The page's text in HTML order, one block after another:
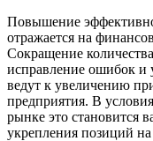
Повышение
отражается на
Сокращение
исправление ошибок и
ведут к увеличению
предприятия. В
рынке это становится
укрепления позиций